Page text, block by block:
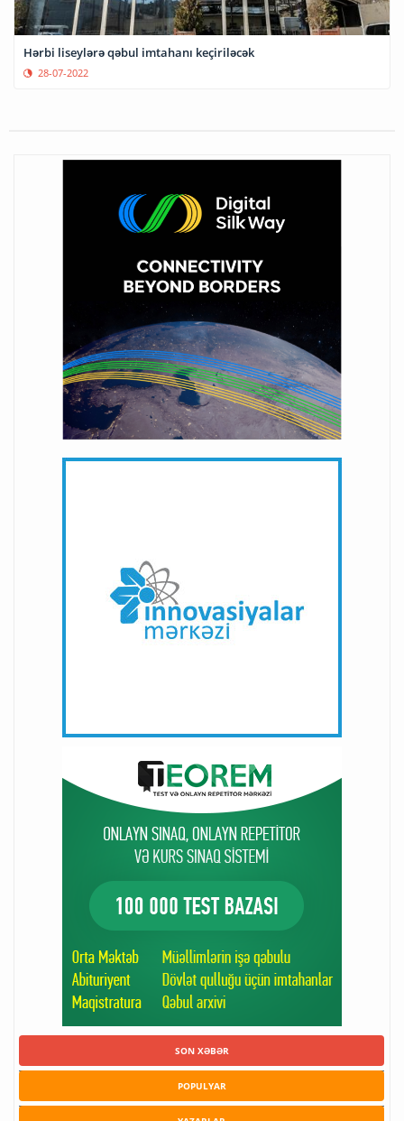
Hərbi liseylərə qəbul imtahanı keçiriləcək
28-07-2022
SON XƏBƏR
POPULYAR